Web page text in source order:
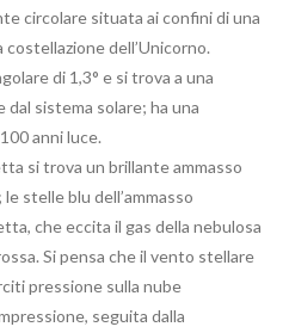
circolare situata ai confini di una
dell’Unicorno.
di 1,3° e si trova a una
dal sistema solare; ha una
anni luce.
si trova un brillante ammasso
stelle blu dell’ammasso
che eccita il gas della nebulosa
Si pensa che il vento stellare
pressione sulla nube
seguita dalla